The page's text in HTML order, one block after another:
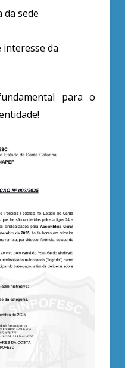
sede
da
para o